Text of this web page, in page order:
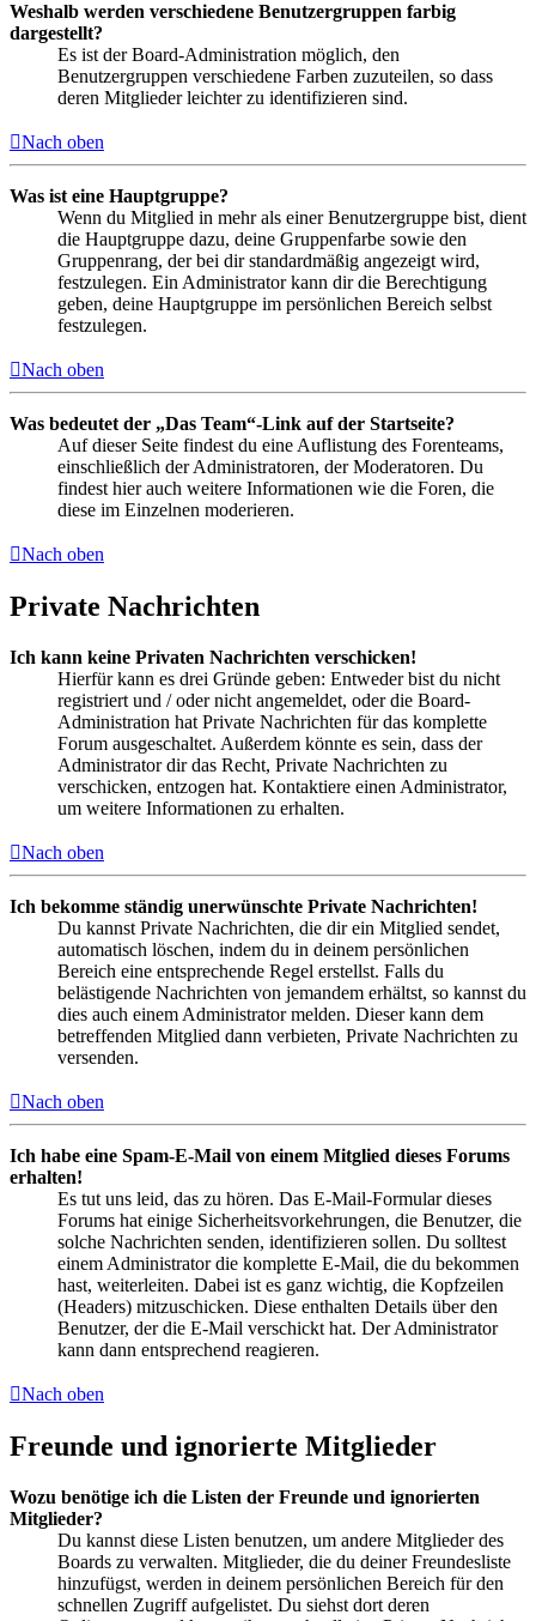
Weshalb werden verschiedene Benutzergruppen farbig
dargestellt?
Es ist der Board-Administration möglich, den
Benutzergruppen verschiedene Farben zuzuteilen, so dass
deren Mitglieder leichter zu identifizieren sind.
Nach oben
Was ist eine Hauptgruppe?
Wenn du Mitglied in mehr als einer Benutzergruppe bist, dient
die Hauptgruppe dazu, deine Gruppenfarbe sowie den
Gruppenrang, der bei dir standardmäßig angezeigt wird,
festzulegen. Ein Administrator kann dir die Berechtigung
geben, deine Hauptgruppe im persönlichen Bereich selbst
festzulegen.
Nach oben
Was bedeutet der „Das Team“-Link auf der Startseite?
Auf dieser Seite findest du eine Auflistung des Forenteams,
einschließlich der Administratoren, der Moderatoren. Du
findest hier auch weitere Informationen wie die Foren, die
diese im Einzelnen moderieren.
Nach oben
Private Nachrichten
Ich kann keine Privaten Nachrichten verschicken!
Hierfür kann es drei Gründe geben: Entweder bist du nicht
registriert und / oder nicht angemeldet, oder die Board-
Administration hat Private Nachrichten für das komplette
Forum ausgeschaltet. Außerdem könnte es sein, dass der
Administrator dir das Recht, Private Nachrichten zu
verschicken, entzogen hat. Kontaktiere einen Administrator,
um weitere Informationen zu erhalten.
Nach oben
Ich bekomme ständig unerwünschte Private Nachrichten!
Du kannst Private Nachrichten, die dir ein Mitglied sendet,
automatisch löschen, indem du in deinem persönlichen
Bereich eine entsprechende Regel erstellst. Falls du
belästigende Nachrichten von jemandem erhältst, so kannst du
dies auch einem Administrator melden. Dieser kann dem
betreffenden Mitglied dann verbieten, Private Nachrichten zu
versenden.
Nach oben
Ich habe eine Spam-E-Mail von einem Mitglied dieses Forums
erhalten!
Es tut uns leid, das zu hören. Das E-Mail-Formular dieses
Forums hat einige Sicherheitsvorkehrungen, die Benutzer, die
solche Nachrichten senden, identifizieren sollen. Du solltest
einem Administrator die komplette E-Mail, die du bekommen
hast, weiterleiten. Dabei ist es ganz wichtig, die Kopfzeilen
(Headers) mitzuschicken. Diese enthalten Details über den
Benutzer, der die E-Mail verschickt hat. Der Administrator
kann dann entsprechend reagieren.
Nach oben
Freunde und ignorierte Mitglieder
Wozu benötige ich die Listen der Freunde und ignorierten
Mitglieder?
Du kannst diese Listen benutzen, um andere Mitglieder des
Boards zu verwalten. Mitglieder, die du deiner Freundesliste
hinzufügst, werden in deinem persönlichen Bereich für den
schnellen Zugriff aufgelistet. Du siehst dort deren